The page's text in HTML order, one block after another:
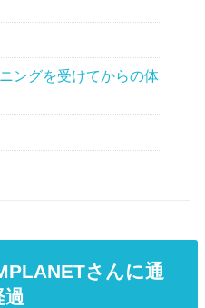
ングを受けてからの体
さんに通